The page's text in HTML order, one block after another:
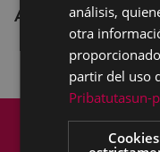
Andretxea
Mapa del
Política de
análisis,
otra
partir del uso
Pribatutasun-
Cookies